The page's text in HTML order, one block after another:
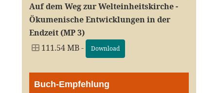
Auf dem Weg zur Welteinheitskirche -
Ökumenische Entwicklungen in der
Endzeit (MP 3)
111.54 MB -
Download
Buch-Empfehlung